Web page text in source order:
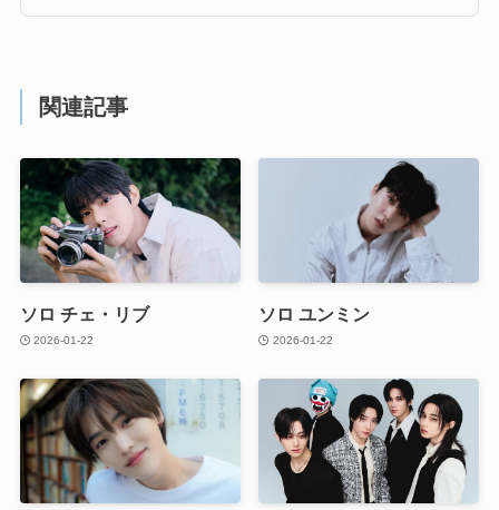
関連記事
ソロ チェ・リブ
2026-01-22
ソロ ユンミン
2026-01-22